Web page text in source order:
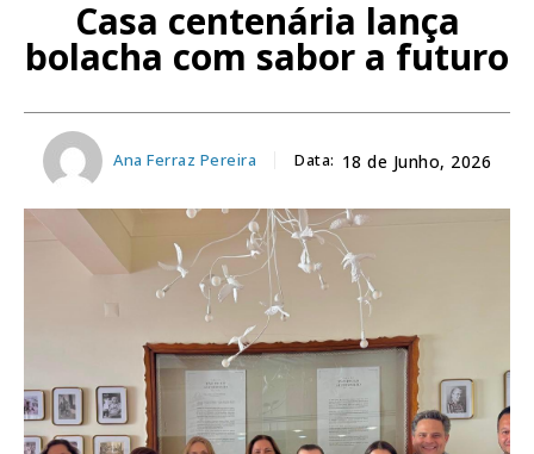
Casa centenária lança
bolacha com sabor a futuro
Ana Ferraz Pereira Data: 18 de Junho, 2026